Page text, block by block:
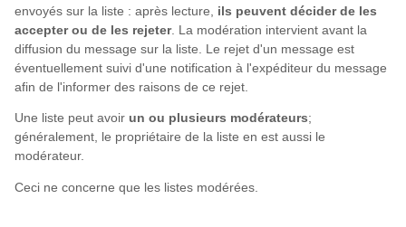
envoyés sur la liste : après lecture, ils peuvent décider de les
accepter ou de les rejeter. La modération intervient avant la
diffusion du message sur la liste. Le rejet d'un message est
éventuellement suivi d'une notification à l'expéditeur du message
afin de l'informer des raisons de ce rejet.
Une liste peut avoir un ou plusieurs modérateurs;
généralement, le propriétaire de la liste en est aussi le
modérateur.
Ceci ne concerne que les listes modérées.